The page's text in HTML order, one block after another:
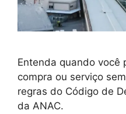
Entenda quando você
compra ou serviço
regras do Código de
da ANAC.